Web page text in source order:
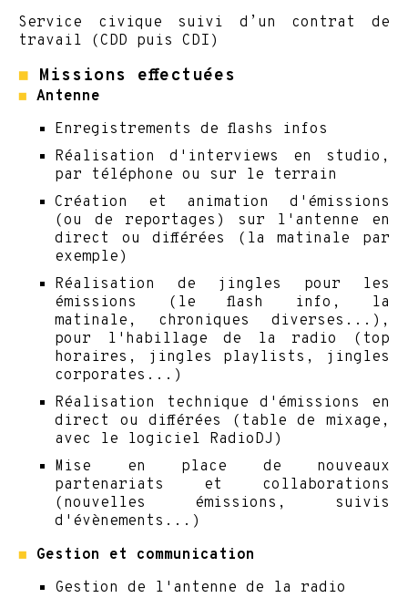
Service civique suivi d’un contrat de
travail (CDD puis CDI)
◼ Missions effectuées
◼ Antenne
Enregistrements de flashs infos
Réalisation d'interviews en studio,
par téléphone ou sur le terrain
Création et animation d'émissions
(ou de reportages) sur l'antenne en
direct ou différées (la matinale par
exemple)
Réalisation de jingles pour les
émissions (le flash info, la
matinale, chroniques diverses...),
pour l'habillage de la radio (top
horaires, jingles playlists, jingles
corporates...)
Réalisation technique d'émissions en
direct ou différées (table de mixage,
avec le logiciel RadioDJ)
Mise en place de nouveaux
partenariats et collaborations
(nouvelles émissions, suivis
d'évènements...)
◼ Gestion et communication
Gestion de l'antenne de la radio